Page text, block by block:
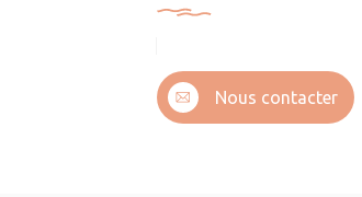
Nous contacter